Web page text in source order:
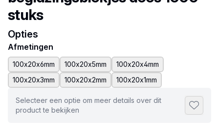
stuks
Opties
Afmetingen
100x20x6mm 100x20x5mm
100x20x4mm
100x20x3mm
100x20x2mm 100x20x1mm
Selecteer een optie om meer details over dit
product te bekijken